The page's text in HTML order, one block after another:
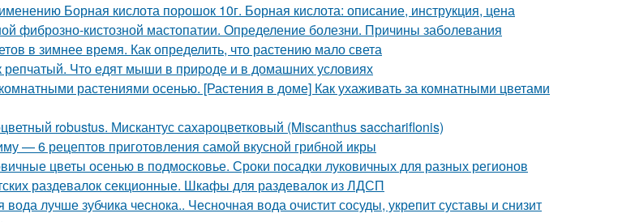
Борная кислота порошок 10г. Борная кислота: описание, инструкция, цена
фиброзно-кистозной мастопатии. Определение болезни. Причины заболевания
в зимнее время. Как определить, что растению мало света
Что едят мыши в природе и в домашних условиях
растениями осенью. [Растения в доме] Как ухаживать за комнатными цветами
robustus. Мискантус сахароцветковый (Miscanthus sacchariflonis)
— 6 рецептов приготовления самой вкусной грибной икры
цветы осенью в подмосковье. Сроки посадки луковичных для разных регионов
раздевалок секционные. Шкафы для раздевалок из ЛДСП
лучше зубчика чеснока.. Чесночная вода очистит сосуды, укрепит суставы и снизит